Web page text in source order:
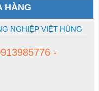
HÀNG
NGHIỆP VIỆT HÙNG
-